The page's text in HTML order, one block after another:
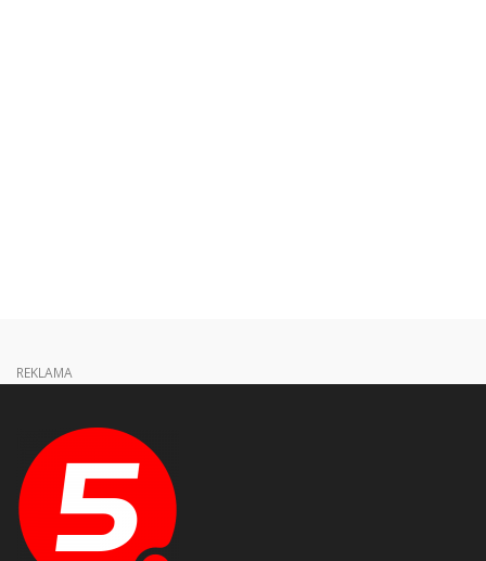
REKLAMA